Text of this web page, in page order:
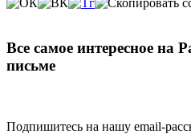
Все самое интересное на
письме
Подпишитесь на нашу email-